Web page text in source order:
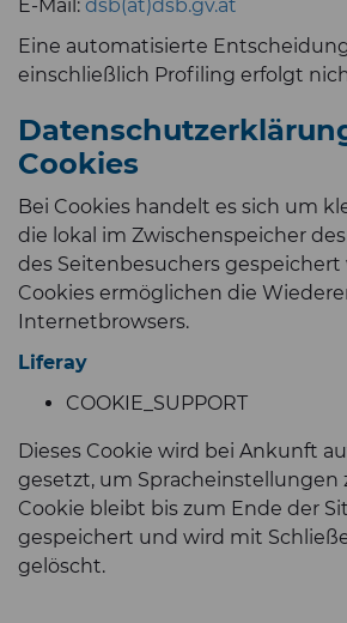
E-Mail: dsb(at)dsb.gv.at
Eine automatisierte
einschließlich Profiling erfolgt
Cookies
Bei Cookies handelt es sich um
die lokal im Zwischenspeicher
des Seitenbesuchers gespeichert
Cookies ermöglichen die
Internetbrowsers.
Liferay
COOKIE_SUPPORT
Dieses Cookie wird bei Ankunft
gesetzt, um Spracheinstellungen
Cookie bleibt bis zum Ende der
gespeichert und wird mit
gelöscht.